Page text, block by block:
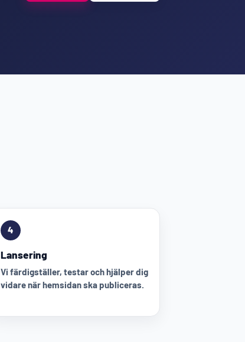
4
Lansering
Vi färdigställer, testar och hjälper dig
vidare när hemsidan ska publiceras.